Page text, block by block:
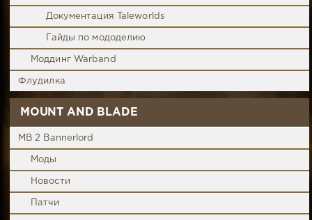
Документация Taleworlds
Гайды по мододелию
Моддинг Warband
Флудилка
MOUNT AND BLADE
MB 2 Bannerlord
Моды
Новости
Патчи